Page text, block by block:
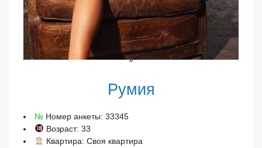
»
Румия
№ Номер анкеты: 33345
Возраст: 33
Квартира: Своя квартира